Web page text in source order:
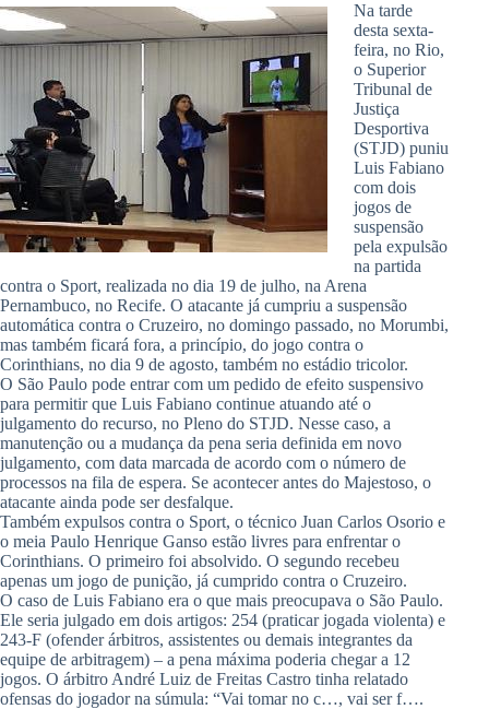
Na tarde
desta sexta-
feira, no Rio,
o Superior
Tribunal de
Justiça
Desportiva
(STJD) puniu
Luis Fabiano
com dois
jogos de
suspensão
pela expulsão
na partida
contra o Sport, realizada no dia 19 de julho, na Arena
Pernambuco, no Recife. O atacante já cumpriu a suspensão
automática contra o Cruzeiro, no domingo passado, no Morumbi,
mas também ficará fora, a princípio, do jogo contra o
Corinthians, no dia 9 de agosto, também no estádio tricolor.
O São Paulo pode entrar com um pedido de efeito suspensivo
para permitir que Luis Fabiano continue atuando até o
julgamento do recurso, no Pleno do STJD. Nesse caso, a
manutenção ou a mudança da pena seria definida em novo
julgamento, com data marcada de acordo com o número de
processos na fila de espera. Se acontecer antes do Majestoso, o
atacante ainda pode ser desfalque.
Também expulsos contra o Sport, o técnico Juan Carlos Osorio e
o meia Paulo Henrique Ganso estão livres para enfrentar o
Corinthians. O primeiro foi absolvido. O segundo recebeu
apenas um jogo de punição, já cumprido contra o Cruzeiro.
O caso de Luis Fabiano era o que mais preocupava o São Paulo.
Ele seria julgado em dois artigos: 254 (praticar jogada violenta) e
243-F (ofender árbitros, assistentes ou demais integrantes da
equipe de arbitragem) – a pena máxima poderia chegar a 12
jogos. O árbitro André Luiz de Freitas Castro tinha relatado
ofensas do jogador na súmula: “Vai tomar no c…, vai ser f….